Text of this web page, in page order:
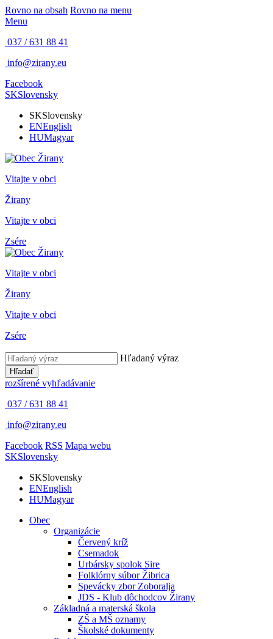
Rovno na obsah Rovno na menu
Menu
037 / 631 88 41
info@zirany.eu
Facebook
SKSlovensky
SKSlovensky
ENEnglish
HUMagyar
Vitajte v obci
Žirany
Vitajte v obci
Zsére
Vitajte v obci
Žirany
Vitajte v obci
Zsére
Hľadaný výraz
Hľadať
rozšírené vyhľadávanie
037 / 631 88 41
info@zirany.eu
Facebook RSS Mapa webu
SKSlovensky
SKSlovensky
ENEnglish
HUMagyar
Obec
Organizácie
Červený kríž
Csemadok
Urbársky spolok Sire
Folklórny súbor Žibrica
Spevácky zbor Zoboralja
JDS - Klub dôchodcov Žirany
Základná a materská škola
ZŠ a MŠ oznamy
Školské dokumenty